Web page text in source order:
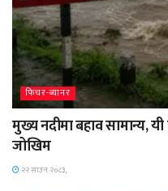
फिचर-ब्यानर
मुख्य नदीमा बहाव सामान्य,
जोखिम
२२ साउन २०८३,